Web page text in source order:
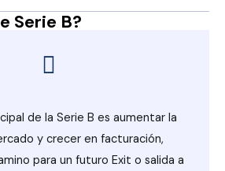
Serie B?
de la Serie B es aumentar la
y crecer en facturación,
para un futuro Exit o salida a